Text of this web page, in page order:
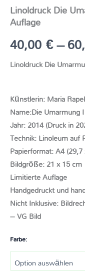
Linoldruck Die
Auflage
40,00€–
Linoldruck Die
Künstlerin: Maria
Name:Die Umarmung
Jahr: 2014 (Druck in
Technik: Linoleum auf
Papierformat: A4
Bildgröße: 21 x 15 cm
Limitierte Auflage
Handgedruckt und
Nicht Inklusive:
– VG Bild
Farbe: